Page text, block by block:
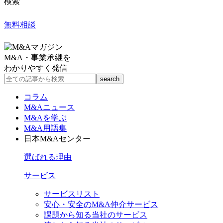
無料相談
M&A・事業承継を
わかりやすく発信
コラム
M&Aニュース
M&Aを学ぶ
M&A用語集
日本M&Aセンター
選ばれる理由
サービス
サービスリスト
安心・安全のM&A仲介サービス
課題から知る当社のサービス